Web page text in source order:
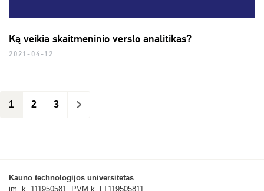
Ką veikia skaitmeninio verslo analitikas?
2021-04-12
1 2 3 >
Kauno technologijos universitetas
įm. k. 111950581, PVM k. LT119505811